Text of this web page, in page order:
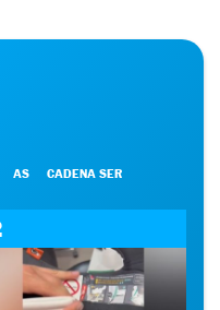
AS CADENA SER